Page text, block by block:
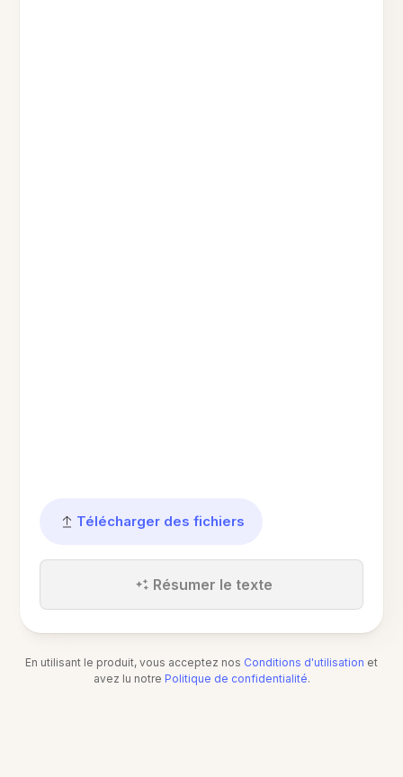
Télécharger des fichiers
Résumer le texte
En utilisant le produit, vous acceptez nos Conditions d'utilisation et
avez lu notre Politique de confidentialité.